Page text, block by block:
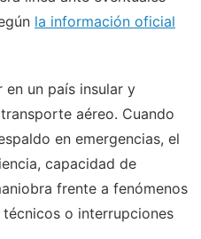
la información oficial
en un país insular y
aéreo. Cuando
en emergencias, el
capacidad de
frente a fenómenos
o interrupciones